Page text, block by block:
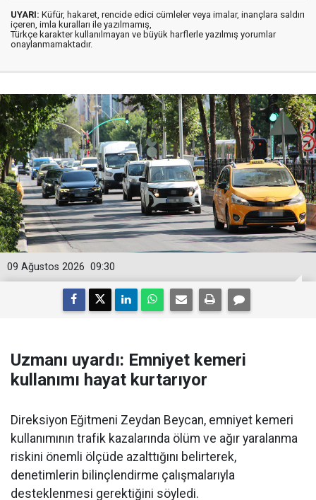
UYARI: Küfür, hakaret, rencide edici cümleler veya imalar, inançlara saldırı
içeren, imla kuralları ile yazılmamış,
Türkçe karakter kullanılmayan ve büyük harflerle yazılmış yorumlar
onaylanmamaktadır.
09:30
09 Ağustos 2026
Uzmanı uyardı: Emniyet kemeri
kullanımı hayat kurtarıyor
Direksiyon Eğitmeni Zeydan Beycan, emniyet kemeri
kullanımının trafik kazalarında ölüm ve ağır yaralanma
riskini önemli ölçüde azalttığını belirterek,
denetimlerin bilinçlendirme çalışmalarıyla
desteklenmesi gerektiğini söyledi.